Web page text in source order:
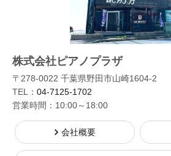
株式会社ピアノプラザ
〒278-0022 千葉県野田市山崎1604-2
TEL： 04-7125-1702
営業時間：10:00～18:00
会社概要